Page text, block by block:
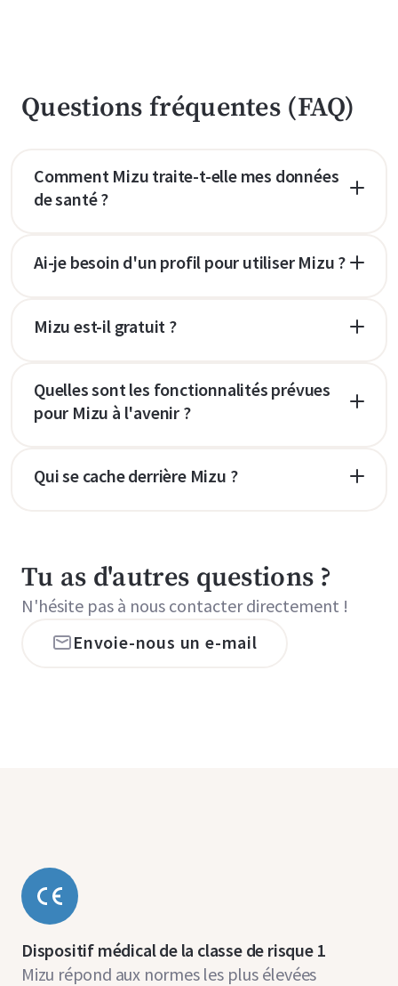
Questions fréquentes (FAQ)
Comment Mizu traite-t-elle mes données
de santé ?
Ai-je besoin d'un profil pour utiliser Mizu ?
Mizu est-il gratuit ?
Quelles sont les fonctionnalités prévues
pour Mizu à l'avenir ?
Qui se cache derrière Mizu ?
Tu as d'autres questions ?
N'hésite pas à nous contacter directement !
Envoie-nous un e-mail
Dispositif médical de la classe de risque 1
Mizu répond aux normes les plus élevées